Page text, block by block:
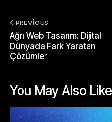
PREVIOUS
Ağrı Web Tasarım: Dijital
Dünyada Fark Yaratan
Çözümler
You May Also Like